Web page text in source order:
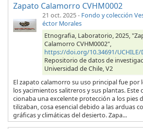
Zapato Calamorro CVHM0002
21 oct. 2025- Fondo y colección
éctor Morales
Etnografia, Laboratorio, 2025,
Calamorro CVHM0002",
https://doi.org/10.34691/UCHILE/
Repositorio de datos de
Universidad de Chile, V2
El zapato calamorro su uso principal fue por
los yacimientos salitreros y sus plantas. Este
cionaba una excelente protección a los pies
tilizaban, cosa esencial debido a las arduas
gráficas y climáticas del desierto. Zapa...